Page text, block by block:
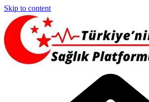
Skip to content